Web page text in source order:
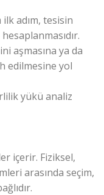
adım, tesisin
aşmasına ya da
edilmesine yol
yükü analiz
içerir. Fiziksel,
arasında seçim,